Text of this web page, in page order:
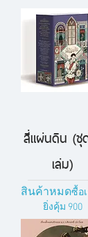
สี่แผ่นดิน (ชุ
เล่ม)
สินค้าหมดซื้อ
ยิ่งคุ้ม 900